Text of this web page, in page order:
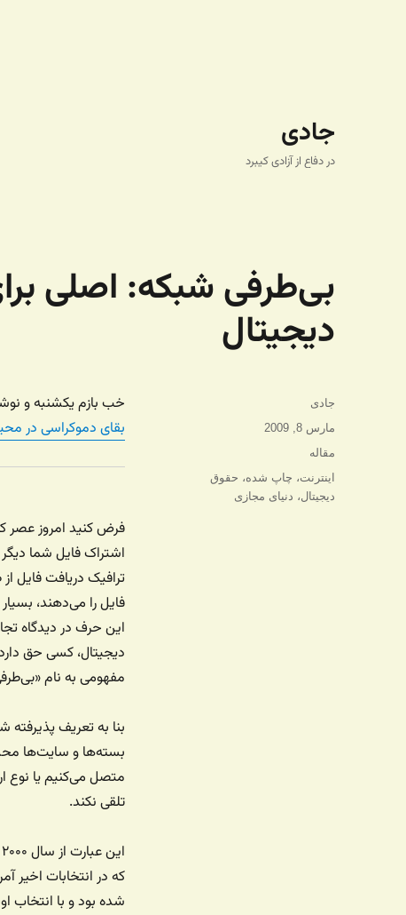
جادی
در دفاع از آزادی کیبرد
بی‌طرفی شبکه: اصلی
دیجیتال
خب بازم یکشنبه و
بقای دموکراسی در
فرض کنید امروز عصر
اشتراک فایل شما
ترافیک دریافت فایل
فایل را می‌دهند،
این حرف در دیدگاه
دیجیتال، کسی حق
مفهومی به نام
بنا به تعریف
بسته‌ها و سایت‌ها
متصل می‌کنیم یا نوع
تلقی نکند.
که در انتخابات اخیر
شده بود و با انتخاب
نویسنده
جادی
ارسال
شده
مارس 8, 2009
دسته‌ها
مقاله
برچسب‌ها
اینترنت، چاپ شده، حقوق
دیجیتال، دنیای مجازی